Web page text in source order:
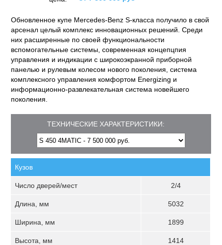
Обновленное купе Mercedes-Benz S-класса получило в свой
арсенал целый комплекс инновационных решений. Среди
них расширенные по своей функциональности
вспомогательные системы, современная концепцпия
управления и индикации с широкоэкранной приборной
панелью и рулевым колесом нового поколения, система
комплексного управления комфортом Energizing и
информационно-развлекательная система новейшего
поколения.
ТЕХНИЧЕСКИЕ ХАРАКТЕРИСТИКИ:
Кузов
Число дверей/мест 2/4
Длина, мм 5032
Ширина, мм 1899
Высота, мм 1414